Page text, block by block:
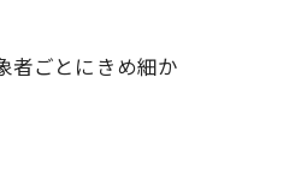
者ごとにきめ細か